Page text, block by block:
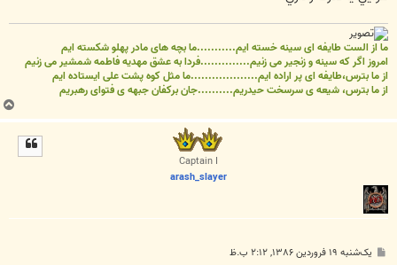
ما از الست طایفه ای سینه خسته ایم...........ما بچه های مادر پهلو شکسته ایم
امروز اگر که سینه و زنجیر می زنیم..............فردا به عشق مهدیه فاطمه شمشیر می زنیم
از ما بترس،طایفه ای پر اراده ایم...................ما مثل کوه پشت علی ایستاده ایم
از ما بترس، شیعه ی سرسخت حیدریم..........جان برکفان جبهه ی فتوای رهبریم
Captain I
arash_slayer
یک‌شنبه ۱۹ فروردین ۱۳۸۶, ۲:۱۲ ب.ظ